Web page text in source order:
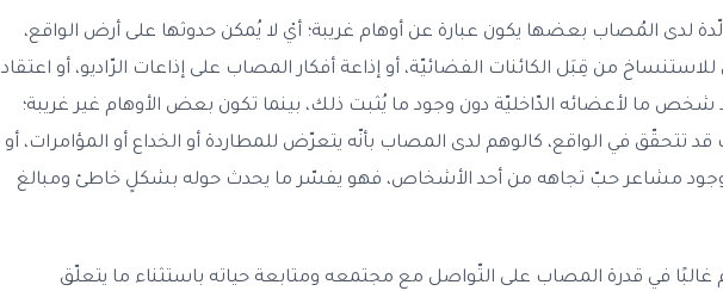
لدى المُصاب بعضها يكون عبارة عن أوهام غريبة؛ أيْ لا يُمكن حدوثها على أرض الواقع،
من قِبَل الكائنات الفضائيّة، أو إذاعة أفكار المصاب على إذاعات الرّاديو، أو اعتقاد
شخص ما لأعضائه الدّاخليّة دون وجود ما يُثبت ذلك، بينما تكون بعض الأوهام غير غريبة؛
قد تتحقّق في الواقع، كالوهم لدى المصاب بأنّه يتعرّض للمطاردة أو الخداع أو المؤامرات، أو
مشاعر حبّ تجاهه من أحد الأشخاص، فهو يفسّر ما يحدث حوله بشكلٍ خاطئ ومبالغ
غالبًا في قدرة المصاب على التّواصل مع مجتمعه ومتابعة حياته باستثناء ما يتعلّق